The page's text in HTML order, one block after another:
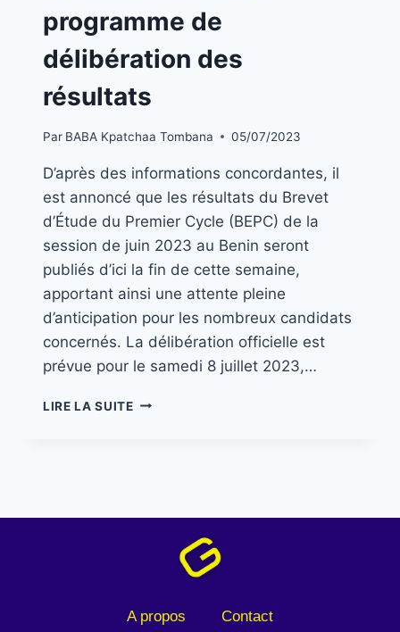
programme de
délibération des
résultats
Par BABA Kpatchaa Tombana 05/07/2023
D’après des informations concordantes, il
est annoncé que les résultats du Brevet
d’Étude du Premier Cycle (BEPC) de la
session de juin 2023 au Benin seront
publiés d’ici la fin de cette semaine,
apportant ainsi une attente pleine
d’anticipation pour les nombreux candidats
concernés. La délibération officielle est
prévue pour le samedi 8 juillet 2023,…
LIRE LA SUITE
A propos Contact